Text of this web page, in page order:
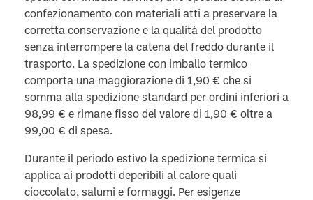
confezionamento con materiali atti a preservare la
corretta conservazione e la qualità del prodotto
senza interrompere la catena del freddo durante il
trasporto. La spedizione con imballo termico
comporta una maggiorazione di 1,90 € che si
somma alla spedizione standard per ordini inferiori a
98,99 € e rimane fisso del valore di 1,90 € oltre a
99,00 € di spesa.
Durante il periodo estivo la spedizione termica si
applica ai prodotti deperibili al calore quali
cioccolato, salumi e formaggi. Per esigenze